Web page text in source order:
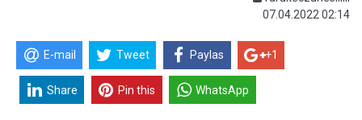
07.04.2022 02:14
E-mail Tweet Paylas +1
Share Pin this WhatsApp